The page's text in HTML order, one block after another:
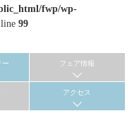
fwp/wp-
99
ー フェア情報
アクセス